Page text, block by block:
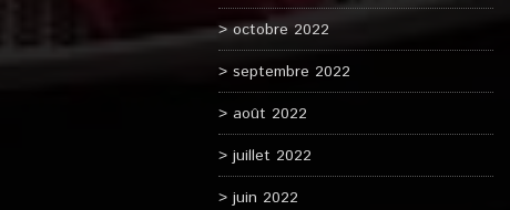
octobre 2022
septembre 2022
août 2022
juillet 2022
juin 2022